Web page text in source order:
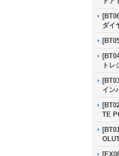
ダイ
トレ
イン
TE